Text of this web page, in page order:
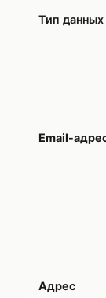
Тип данных
Email-
Адрес